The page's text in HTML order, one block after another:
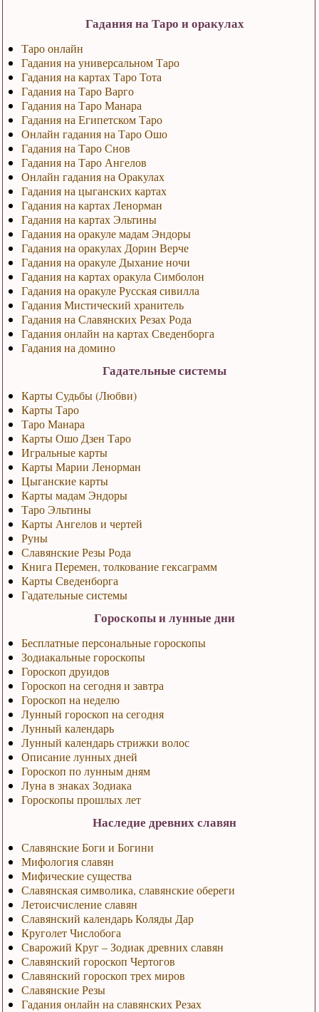
Гадания на Таро и оракулах
Таро онлайн
Гадания на универсальном Таро
Гадания на картах Таро Тота
Гадания на Таро Варго
Гадания на Таро Манара
Гадания на Египетском Таро
Онлайн гадания на Таро Ошо
Гадания на Таро Снов
Гадания на Таро Ангелов
Онлайн гадания на Оракулах
Гадания на цыганских картах
Гадания на картах Ленорман
Гадания на картах Эльтины
Гадания на оракуле мадам Эндоры
Гадания на оракулах Дорин Верче
Гадания на оракуле Дыхание ночи
Гадания на картах оракула Симболон
Гадания на оракуле Русская сивилла
Гадания Мистический хранитель
Гадания на Славянских Резах Рода
Гадания онлайн на картах Сведенборга
Гадания на домино
Гадательные системы
Карты Судьбы (Любви)
Карты Таро
Таро Манара
Карты Ошо Дзен Таро
Игральные карты
Карты Марии Ленорман
Цыганские карты
Карты мадам Эндоры
Таро Эльтины
Карты Ангелов и чертей
Руны
Славянские Резы Рода
Книга Перемен, толкование гексаграмм
Карты Сведенборга
Гадательные системы
Гороскопы и лунные дни
Бесплатные персональные гороскопы
Зодиакальные гороскопы
Гороскоп друидов
Гороскоп на сегодня и завтра
Гороскоп на неделю
Лунный гороскоп на сегодня
Лунный календарь
Лунный календарь стрижки волос
Описание лунных дней
Гороскоп по лунным дням
Луна в знаках Зодиака
Гороскопы прошлых лет
Наследие древних славян
Славянские Боги и Богини
Мифология славян
Мифические существа
Славянская символика, славянские обереги
Летоисчисление славян
Славянский календарь Коляды Дар
Круголет Числобога
Сварожий Круг – Зодиак древних славян
Славянский гороскоп Чертогов
Славянский гороскоп трех миров
Славянские Резы
Гадания онлайн на славянских Резах